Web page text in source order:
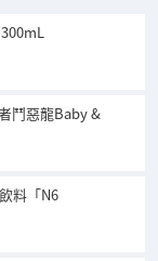
鬥惡龍Baby &
料「N6